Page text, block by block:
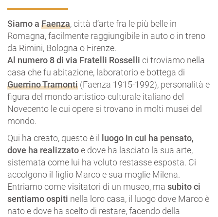
Siamo a Faenza, città d’arte fra le più belle in
Romagna, facilmente raggiungibile in auto o in treno
da Rimini, Bologna o Firenze.
Al numero 8 di via Fratelli Rosselli ci troviamo nella
casa che fu abitazione, laboratorio e bottega di
Guerrino Tramonti (Faenza 1915-1992), personalità e
figura del mondo artistico-culturale italiano del
Novecento le cui opere si trovano in molti musei del
mondo.
Qui ha creato, questo è il
luogo in cui ha pensato,
dove ha realizzatoe dove ha lasciato la sua arte,
sistemata come lui ha voluto restasse esposta. Ci
accolgono il figlio Marco e sua moglie Milena.
Entriamo come visitatori di un museo, ma subito ci
sentiamo ospiti nella loro casa, il luogo dove Marco è
nato e dove ha scelto di restare, facendo della